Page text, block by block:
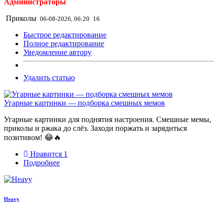
Администраторы
Приколы 06-08-2026, 06:20 16
Быстрое редактирование
Полное редактирование
Уведомление автору
Удалить статью
Угарные картинки — подборка смешных мемов
Угарные картинки для поднятия настроения. Смешные мемы,
приколы и ржака до слёз. Заходи поржать и зарядиться
позитивом! 😂🔥
Нравится 1
Подробнее
Heavy